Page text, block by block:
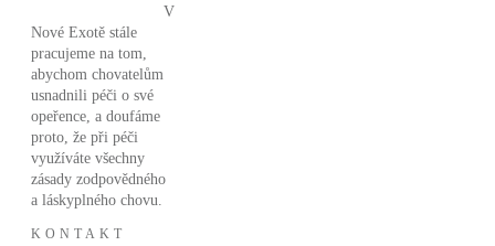
V
Nové Exotě stále
pracujeme na tom,
abychom chovatelům
usnadnili péči o své
opeřence, a doufáme
proto, že při péči
využíváte všechny
zásady zodpovědného
a láskyplného chovu.
KONTAKT